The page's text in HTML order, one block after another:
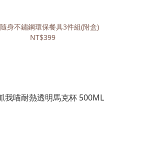
身不鏽鋼環保餐具3件組(附盒)
NT$399